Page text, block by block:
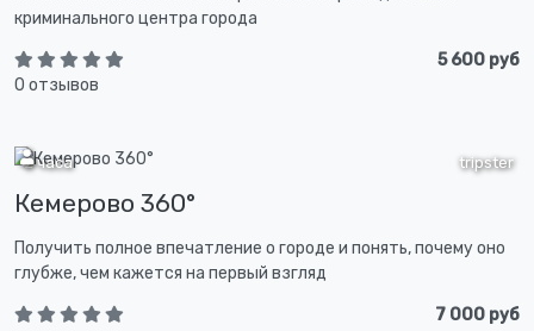
криминального центра города
0 отзывов
5 600 руб
tripster
2 часа
Кемерово 360°
Получить полное впечатление о городе и понять, почему оно
глубже, чем кажется на первый взгляд
7 000 руб